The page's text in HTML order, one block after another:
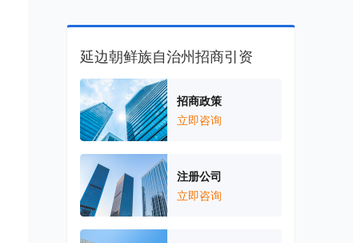
延边朝鲜族自治州招商引资
招商政策
立即咨询
注册公司
立即咨询